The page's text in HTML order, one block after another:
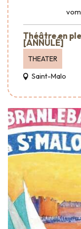
vom
Théâtre en
[ANNULÉ]
THEATER
Saint-Malo